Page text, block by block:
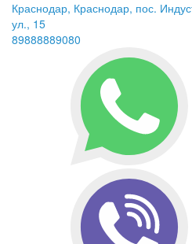
Краснодар, Краснодар, пос.
ул., 15
89888889080